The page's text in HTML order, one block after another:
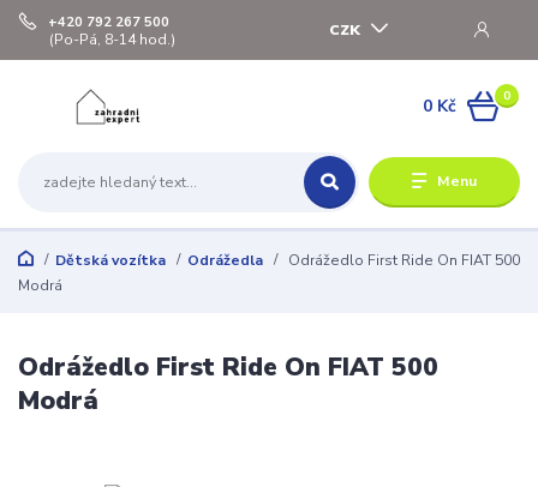
Menu
CZK
+420 792 267 500
(Po-Pá, 8-14 hod.)
0
0 Kč
Dětská vozítka Odrážedla
Odrážedlo First Ride On FIAT 500
Modrá
Odrážedlo First Ride On FIAT 500
Modrá